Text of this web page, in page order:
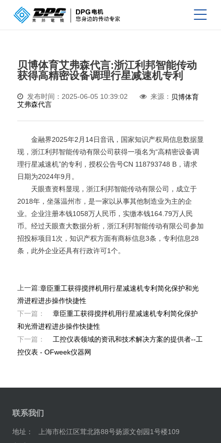
贝博体育艾弗森代言:浙江利邦智能传动
获得高精密设备调理行星减速机专利
发布时间：2025-06-05 10:39:02 来源： 贝博体育
艾弗森代言
金融界2025年2月14日音讯，国家知识产权局信息数据显
现，浙江利邦智能传动有限公司获得一项名为“高精密设备调
理行星减速机”的专利，授权公告号CN 118793748 B，请求
日期为2024年9月。
天眼查资料显现，浙江利邦智能传动有限公司，成立于
2018年，坐落温州市，是一家以从事其他制造业为主的企
业。企业注册本钱1058万人民币，实缴本钱164.79万人民
币。经过天眼查大数据分析，浙江利邦智能传动有限公司参加
招投标项目1次，知识产权方面有商标信息3条，专利信息28
条，此外企业还具有行政许可1个。
上一篇:章臣重工获得搅拌机用行星减速机专利简化保护和光
滑进程进步操作快捷性
下一篇：
章臣重工获得搅拌机用行星减速机专利简化保护
和光滑进程进步操作快捷性
下一篇：
工控仪表领域的资讯和技术解决方案的提供者--工
控仪表 - OFweek仪器网
联系我们
地址：
上海市松江区茸北路88号扬源文创园1号楼109